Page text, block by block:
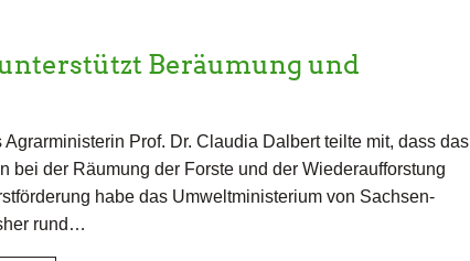
Beräumung und
Prof. Dr. Claudia Dalbert teilte mit, dass das
bei der Räumung der Forste und der Wiederaufforstung
habe das Umweltministerium von Sachsen-
rund…